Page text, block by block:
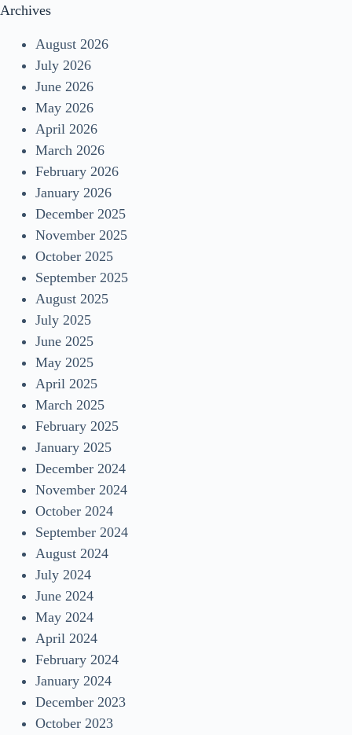
Archives
August 2026
July 2026
June 2026
May 2026
April 2026
March 2026
February 2026
January 2026
December 2025
November 2025
October 2025
September 2025
August 2025
July 2025
June 2025
May 2025
April 2025
March 2025
February 2025
January 2025
December 2024
November 2024
October 2024
September 2024
August 2024
July 2024
June 2024
May 2024
April 2024
February 2024
January 2024
December 2023
October 2023